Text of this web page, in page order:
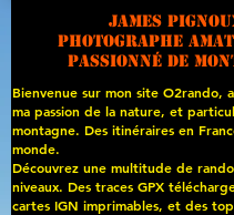
James
photographe
passionné de
Bienvenue sur mon site O2rando,
ma passion de la nature, et
montagne. Des itinéraires en
monde.
Découvrez une multitude de
niveaux. Des traces GPX
cartes IGN imprimables, et des